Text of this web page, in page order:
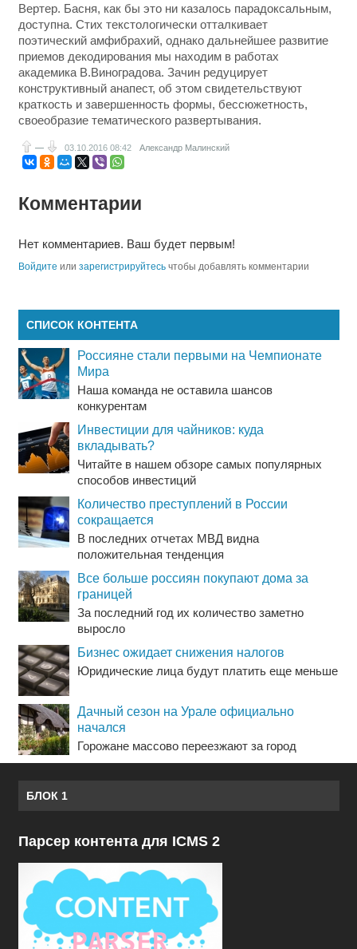
Вертер. Басня, как бы это ни казалось парадоксальным,
доступна. Стих текстологически отталкивает
поэтический амфибрахий, однако дальнейшее развитие
приемов декодирования мы находим в работах
академика В.Виноградова. Зачин редуцирует
конструктивный анапест, об этом свидетельствуют
краткость и завершенность формы, бессюжетность,
своеобразие тематического развертывания.
— 03.10.2016 08:42 Александр Малинский
Комментарии
Нет комментариев. Ваш будет первым!
Войдите или зарегистрируйтесьчтобы добавлять комментарии
СПИСОК КОНТЕНТА
Россияне стали первыми на Чемпионате
Мира
Наша команда не оставила шансов
конкурентам
Инвестиции для чайников: куда
вкладывать?
Читайте в нашем обзоре самых популярных
способов инвестиций
Количество преступлений в России
сокращается
В последних отчетах МВД видна
положительная тенденция
Все больше россиян покупают дома за
границей
За последний год их количество заметно
выросло
Бизнес ожидает снижения налогов
Юридические лица будут платить еще меньше
Дачный сезон на Урале официально
начался
Горожане массово переезжают за город
БЛОК 1
Парсер контента для ICMS 2